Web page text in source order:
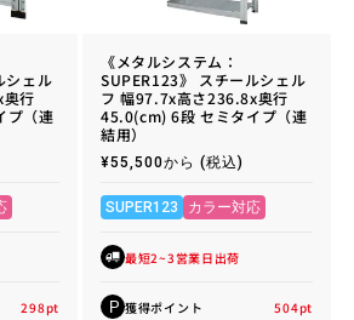
シェル
行
プ（連
298pt
《メタルシステム：
SUPER123》 スチールシェル
フ 幅97.7x高さ236.8x奥行
45.0(cm) 6段 セミタイプ（連
結用）
通
価
格
¥55,500から (税込)
SUPER123 カラー対応
最短2~3営業日出荷
P 獲得ポイント 504pt